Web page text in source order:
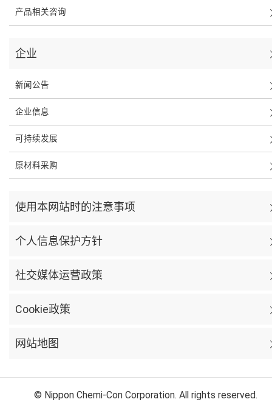
产品相关咨询
企业
新闻公告
企业信息
可持续发展
原材料采购
使用本网站时的注意事项
个人信息保护方针
社交媒体运营政策
Cookie政策
网站地图
© Nippon Chemi-Con Corporation. All rights reserved.